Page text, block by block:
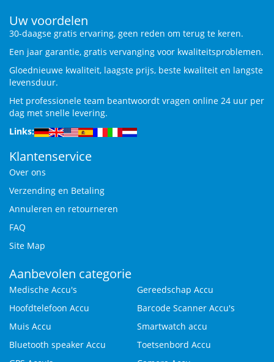
Uw voordelen
30-daagse gratis ervaring, geen reden om terug te keren.
Een jaar garantie, gratis vervanging voor kwaliteitsproblemen.
Gloednieuwe kwaliteit, laagste prijs, beste kwaliteit en langste
levensduur.
Het professionele team beantwoordt vragen online 24 uur per
dag met snelle levering.
Links:
Klantenservice
Over ons
Verzending en Betaling
Annuleren en retourneren
FAQ
Site Map
Aanbevolen categorie
Medische Accu's
Gereedschap Accu
Hoofdtelefoon Accu
Barcode Scanner Accu's
Muis Accu
Smartwatch accu
Bluetooth speaker Accu
Toetsenbord Accu